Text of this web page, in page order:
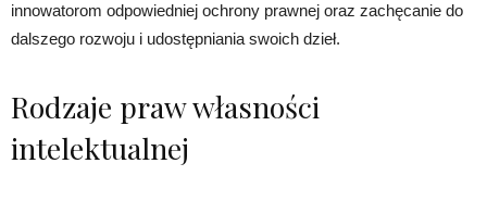
innowatorom odpowiedniej ochrony prawnej oraz zachęcanie do
dalszego rozwoju i udostępniania swoich dzieł.
Rodzaje praw własności
intelektualnej